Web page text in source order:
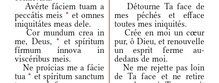
Avérte fáciem tuam a
peccátis meis * et omnes
iniquitátes meas dele.
Détourne Ta face de
mes péchés et efface
toutes mes iniquités.
Cor mundum crea in
me, Deus, * et spíritum
fírmum ínnova in
viscéribus meis.
Crée en moi un cœur
pur, ô Dieu, et renouvelle
un esprit ferme au-
dedans de moi.
Ne proícias me a fácie
tua* et spíritum sanctum
Ne me rejette pas loin
de Ta face et ne retire